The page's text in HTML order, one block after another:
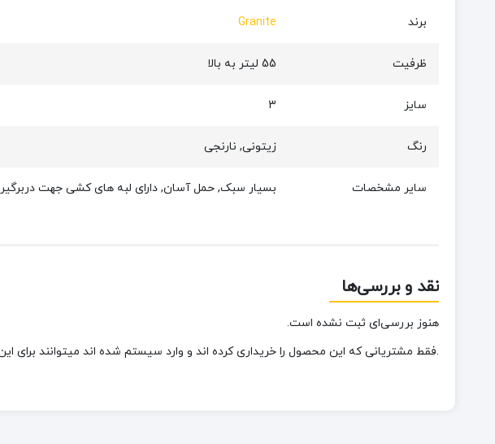
برند Granite
ظرفیت 55 لیتر به بالا
سایز 3
رنگ زیتونی, نارنجی
سایر مشخصات بسیار سبک, حمل آسان, دارای لبه های کشی جهت دربرگیری
نقد و بررسی‌ها
هنوز بررسی‌ای ثبت نشده است.
.فقط مشتریانی که این محصول را خریداری کرده اند و وارد سیستم شده اند میتوانند برای